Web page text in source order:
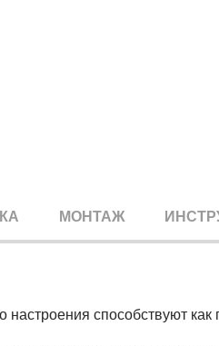
МОНТАЖ
способствуют